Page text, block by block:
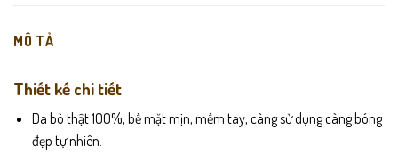
MÔ TẢ
Thiết kế chi tiết
Da bò thật 100%, bề mặt mịn, mềm tay, càng sử dụng càng bóng
đẹp tự nhiên.